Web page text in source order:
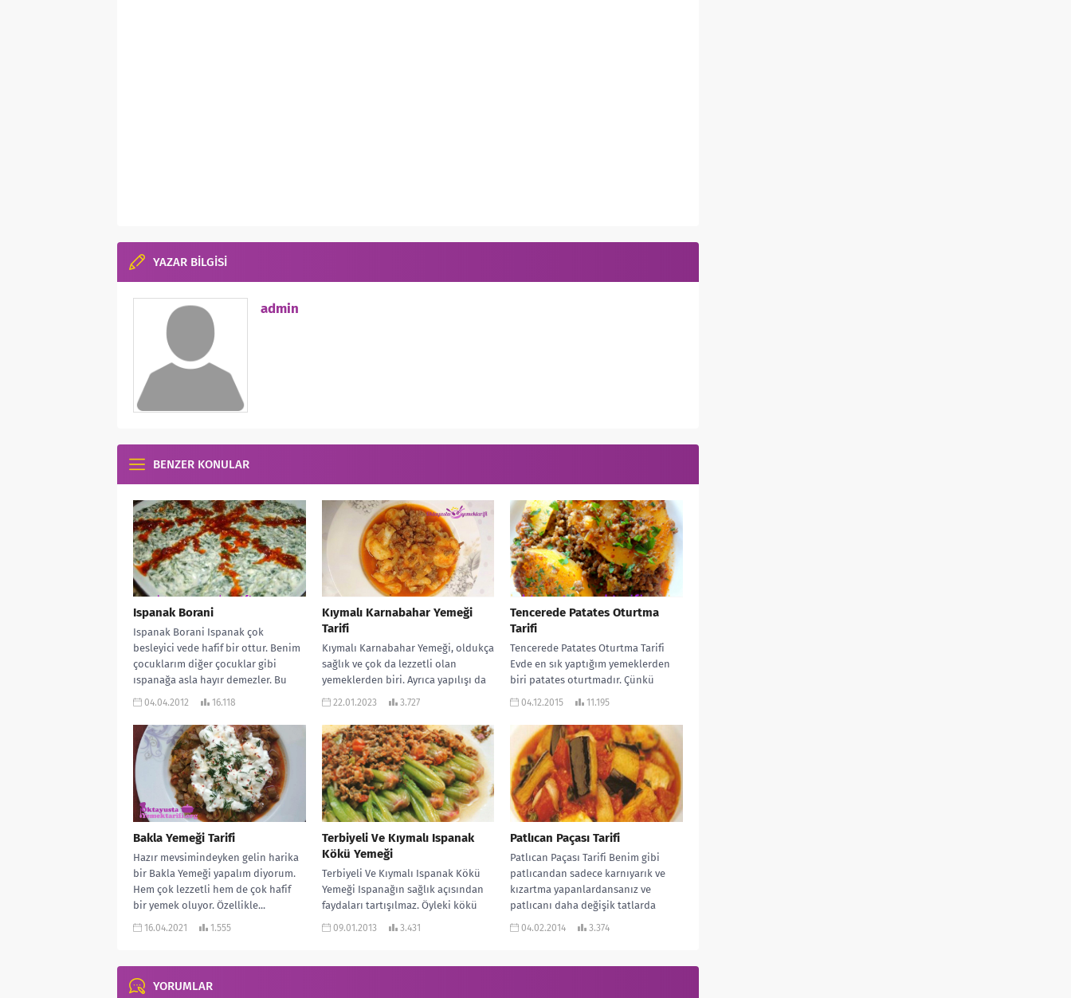
YAZAR BİLGİSİ
admin
BENZER KONULAR
Ispanak Borani
Ispanak Borani Ispanak çok
besleyici vede hafif bir ottur. Benim
çocuklarım diğer çocuklar gibi
ıspanağa asla hayır demezler. Bu
yönden...
04.04.2012 16.118
Kıymalı Karnabahar Yemeği
Tarifi
Kıymalı Karnabahar Yemeği, oldukça
sağlık ve çok da lezzetli olan
yemeklerden biri. Ayrıca yapılışı da
oldukça pratik. Kıyma, karnabahara
22.01.2023 3.727
Tencerede Patates Oturtma
Tarifi
Tencerede Patates Oturtma Tarifi
Evde en sık yaptığım yemeklerden
biri patates oturtmadır. Çünkü
bizim evde patates çok sevilen bir
04.12.2015 11.195
Bakla Yemeği Tarifi
Hazır mevsimindeyken gelin harika
bir Bakla Yemeği yapalım diyorum.
Hem çok lezzetli hem de çok hafif
bir yemek oluyor. Özellikle...
16.04.2021 1.555
Terbiyeli Ve Kıymalı Ispanak
Kökü Yemeği
Terbiyeli Ve Kıymalı Ispanak Kökü
Yemeği Ispanağın sağlık açısından
faydaları tartışılmaz. Öyleki kökü
bile çok yararlı. Ben daha önce
09.01.2013 3.431
Patlıcan Paçası Tarifi
Patlıcan Paçası Tarifi Benim gibi
patlıcandan sadece karnıyarık ve
kızartma yapanlardansanız ve
patlıcanı daha değişik tatlarda
denemek istiyorsanız işte size...
04.02.2014 3.374
YORUMLAR